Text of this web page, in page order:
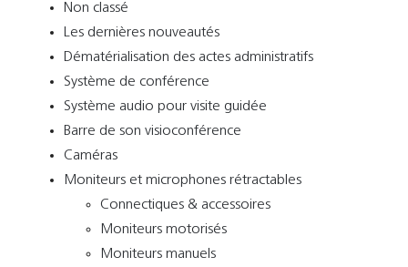
Non classé
Les dernières nouveautés
Dématérialisation des actes administratifs
Système de conférence
Système audio pour visite guidée
Barre de son visioconférence
Caméras
Moniteurs et microphones rétractables
Connectiques & accessoires
Moniteurs motorisés
Moniteurs manuels